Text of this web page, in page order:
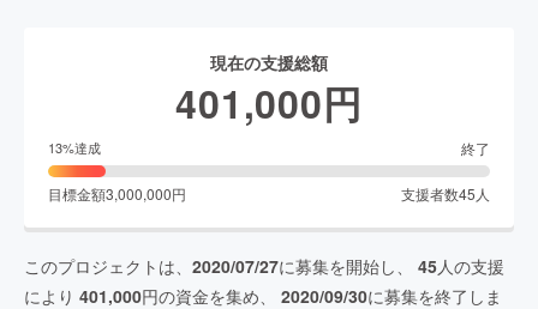
現在の支援総額
401,000円
13%達成 終了
目標金額3,000,000円 支援者数45 人
このプロジェクトは、 2020/07/27に募集を開始し、 45人の支援
により 401,000円の資金を集め、 2020/09/30に募集を終了しま